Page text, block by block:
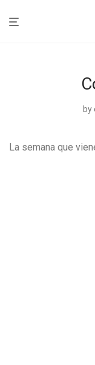
by
La semana que